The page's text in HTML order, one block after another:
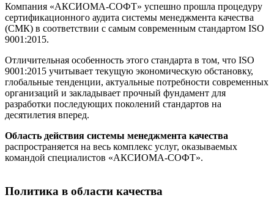
Компания «АКСИОМА-СОФТ» успешно прошла процедуру
сертификационного аудита системы менеджмента качества
(СМК) в соответствии с самым современным стандартом ISO
9001:2015.
Отличительная особенность этого стандарта в том, что ISO
9001:2015 учитывает текущую экономическую обстановку,
глобальные тенденции, актуальные потребности современных
организаций и закладывает прочный фундамент для
разработки последующих поколений стандартов на
десятилетия вперед.
Область действия системы менеджмента качества
распространяется на весь комплекс услуг, оказываемых
командой специалистов «АКСИОМА-CОФТ».
Политика в области качества